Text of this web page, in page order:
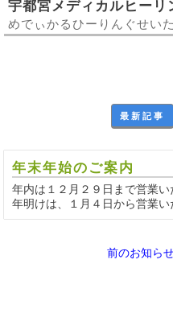
宇都宮メディカルヒー
めでぃかるひーりんぐせい
最新記事
年末年始のご案内
年内は１２月２９日まで営業い
年明けは、１月４日から営業い
前のお知ら